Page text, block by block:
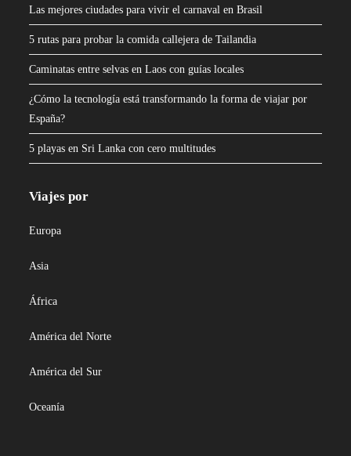
Las mejores ciudades para vivir el carnaval en Brasil
5 rutas para probar la comida callejera de Tailandia
Caminatas entre selvas en Laos con guías locales
¿Cómo la tecnología está transformando la forma de viajar por
España?
5 playas en Sri Lanka con cero multitudes
Viajes por
Europa
Asia
África
América del Norte
América del Sur
Oceanía